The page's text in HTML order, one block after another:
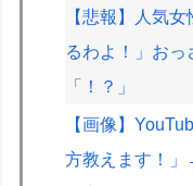
【悲報】人気
るわよ！」お
「！？」
【画像】
方教えます！